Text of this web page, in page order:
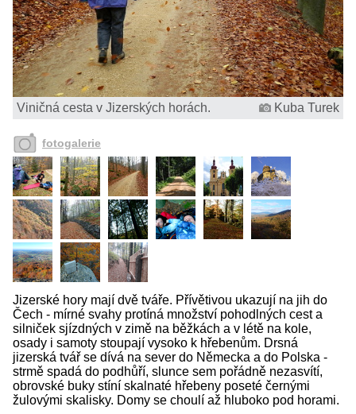
Viničná cesta v Jizerských horách. Kuba Turek
fotogalerie
Jizerské hory mají dvě tváře. Přívětivou ukazují na jih do
Čech - mírné svahy protíná množství pohodlných cest a
silniček sjízdných v zimě na běžkách a v létě na kole,
osady i samoty stoupají vysoko k hřebenům. Drsná
jizerská tvář se dívá na sever do Německa a do Polska -
strmě spadá do podhůří, slunce sem pořádně nezasvítí,
obrovské buky stíní skalnaté hřebeny poseté černými
žulovými skalisky. Domy se choulí až hluboko pod horami.